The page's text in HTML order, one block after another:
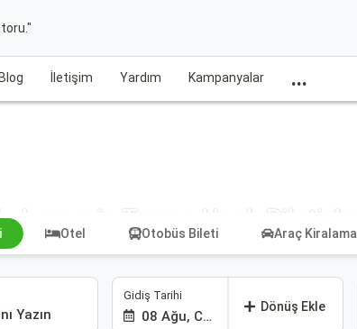
İletişim Yardım Kampanyalar ...
Lamezia Terme Uçak Bileti Ara
Otel Otobüs Bileti Araç Kiralama
Gidiş Tarihi
08 Ağu, Cmt
Dönüş Ekle